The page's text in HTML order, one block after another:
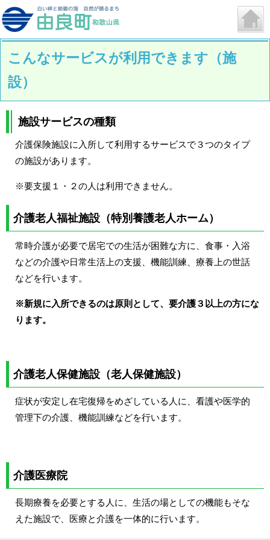
こんなサービスが利用できます（施
設）
施設サービスの種類
介護保険施設に入所して利用するサービスで３つのタイプ
の施設があります。
※要支援１・２の人は利用できません。
介護老人福祉施設（特別養護老人ホーム）
常時介護が必要で居宅での生活が困難な方に、食事・入浴
などの介護や日常生活上の支援、機能訓練、療養上の世話
などを行います。
※新規に入所できるのは原則として、要介護３以上の方にな
ります。
介護老人保健施設（老人保健施設）
症状が安定し在宅復帰をめざしている人に、看護や医学的
管理下の介護、機能訓練などを行います。
介護医療院
長期療養を必要とする人に、生活の場としての機能もそな
えた施設で、医療と介護を一体的に行います。